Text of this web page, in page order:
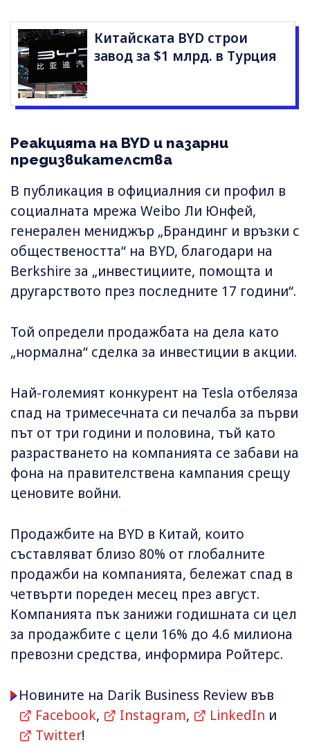
Китайската BYD строи
завод за $1 млрд. в Турция
Реакцията на BYD и пазарни
предизвикателства
В публикация в официалния си профил в
социалната мрежа Weibo Ли Юнфей,
генерален мениджър „Брандинг и връзки с
обществеността“ на BYD, благодари на
Berkshire за „инвестициите, помощта и
другарството през последните 17 години“.
Той определи продажбата на дела като
„нормална“ сделка за инвестиции в акции.
Най-големият конкурент на Tesla отбеляза
спад на тримесечната си печалба за първи
път от три години и половина, тъй като
разрастването на компанията се забави на
фона на правителствена кампания срещу
ценовите войни.
Продажбите на BYD в Китай, които
съставляват близо 80% от глобалните
продажби на компанията, бележат спад в
четвърти пореден месец през август.
Компанията пък занижи годишната си цел
за продажбите с цели 16% до 4.6 милиона
превозни средства, информира Ройтерс.
Новините на Darik Business Review във
Facebook, Instagram, LinkedIn и
Twitter!